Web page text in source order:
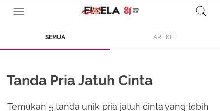
SEMUA ARTIKEL
Tanda Pria Jatuh Cinta
Temukan 5 tanda unik pria jatuh cinta yang lebih